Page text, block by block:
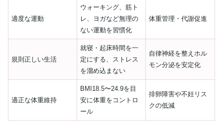
適度な運動
ウォーキング、筋ト
レ、ヨガなど無理の
ない運動を習慣化
体重管理・代謝促進
規則正しい生活
就寝・起床時間を一
定にする、ストレス
を溜め込まない
自律神経を整えホル
モン分泌を安定化
適正な体重維持
BMI18.5〜24.9を目
安に体重をコントロ
ール
排卵障害や不妊リス
クの低減